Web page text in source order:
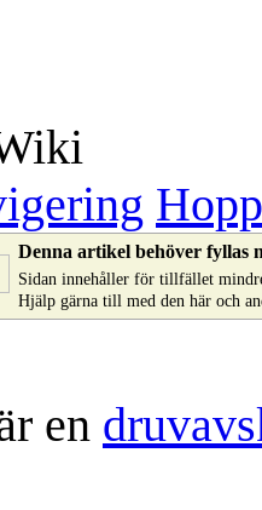
Denna artikel behöver fyllas
Sidan innehåller för tillfället
Hjälp gärna till med den här och
en